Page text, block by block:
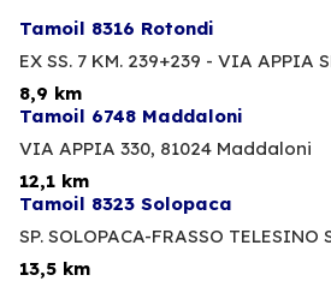
Tamoil 8316 Rotondi
EX SS. 7 KM. 239+239 - VIA APPIA
8,9 km
Tamoil 6748 Maddaloni
VIA APPIA 330, 81024 Maddaloni
12,1 km
Tamoil 8323 Solopaca
SP. SOLOPACA-FRASSO TELESINO
13,5 km